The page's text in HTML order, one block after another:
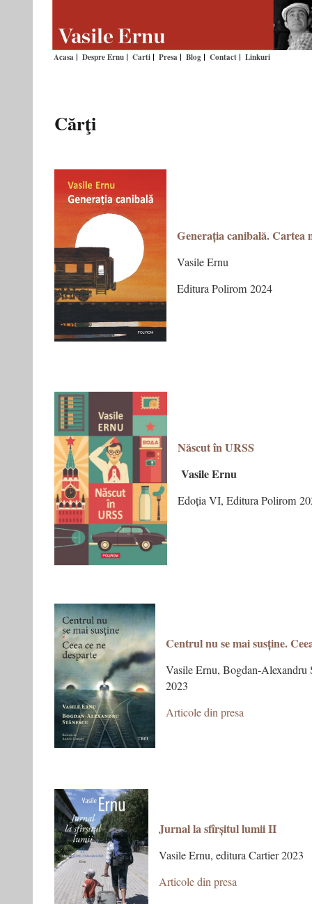
Acasa Despre Ernu Carti Presa Blog Contact Linkuri
Cărţi
Generația canibală. Cartea
Vasile Ernu
Editura Polirom 2024
Născut în URSS
Vasile Ernu
Edoția VI, Editura Polirom
Centrul nu se mai susține.
Vasile Ernu, Bogdan-Alexandru
2023
Articole din presa
Jurnal la sfîrșitul lumii II
Vasile Ernu, editura Cartier 2023
Articole din presa